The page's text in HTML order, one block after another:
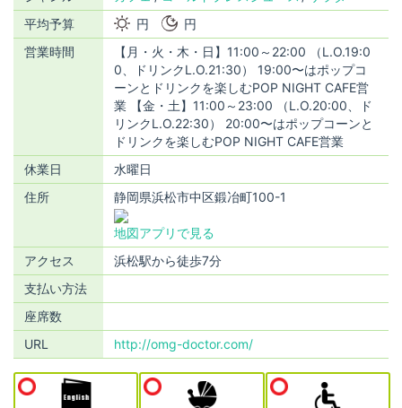
平均予算
円
円
営業時間
【月・火・木・日】11:00～22:00 （L.O.19:0
0、ドリンクL.O.21:30） 19:00〜はポップコ
ーンとドリンクを楽しむPOP NIGHT CAFE営
業 【金・土】11:00～23:00 （L.O.20:00、ド
リンクL.O.22:30） 20:00〜はポップコーンと
ドリンクを楽しむPOP NIGHT CAFE営業
休業日
水曜日
住所
静岡県浜松市中区鍛冶町100-1
地図アプリで見る
アクセス
浜松駅から徒歩7分
支払い方法
座席数
URL
http://omg-doctor.com/